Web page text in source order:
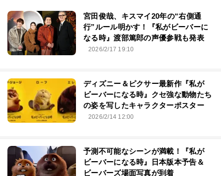
宮田俊哉、キスマイ20年の“右側通
行”ルール明かす！『私がビーバーに
なる時』渡部篤郎の声優参戦も発表
2026/2/17 19:10
ディズニー＆ピクサー最新作『私が
ビーバーになる時』クセ強な動物たち
の姿を写したキャラクターポスター
2026/2/14 12:00
予測不可能なシーンが満載！『私が
ビーバーになる時』日本版本予告＆
ビーバーズ場面写真が到着